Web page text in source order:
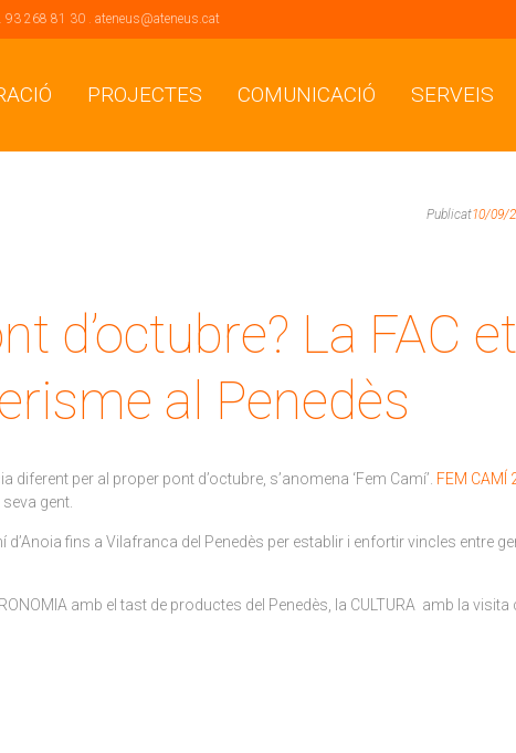
93 268 81 30 . ateneus@ateneus.cat
PROJECTES COMUNICACIÓ SERVEIS
Publicat10/09/
d’octubre? La FAC
al Penedès
per al proper pont d’octubre, s’anomena ‘Fem Camí’. FEM CAMÍ
gent.
d’Anoia fins a Vilafranca del Penedès per establir i enfortir vincles entre
amb el tast de productes del Penedès, la CULTURA amb la